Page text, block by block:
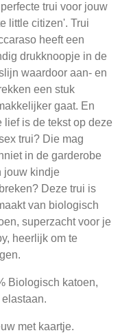
trui voor jouw
little citizen'. Trui
heeft een
drukknoopje in de
waardoor aan- en
een stuk
gaat. En
lief is de tekst op deze
trui? Die mag
in de garderobe
jouw kindje
Deze trui is
van biologisch
superzacht voor je
heerlijk om te
Biologisch katoen,
elastaan.
met kaartje.